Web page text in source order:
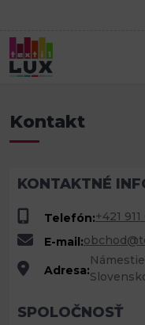
Úvod
Kontakt
KONTAKTNÉ
Telefón:+421
E-mail:
Adresa:
SPOLOČNOSŤ